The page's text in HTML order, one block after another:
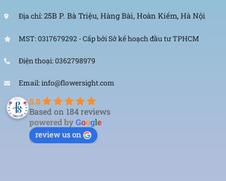
Bó hoa hướng dương 1 bông đơn giản
Địa chỉ:25B P. Bà Triệu, Hàng Bài, Hoàn Kiếm, Hà Nội
MST: 0317679292 - Cấp bởi Sở kế hoạch đầu tư TPHCM
Điện thoại: 0362798979
Email: info@flowersight.com
5.0
Based on 184 reviews
powered byGoogle
review us on